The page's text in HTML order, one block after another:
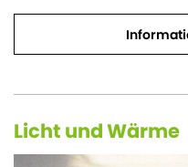
Licht und Wärme